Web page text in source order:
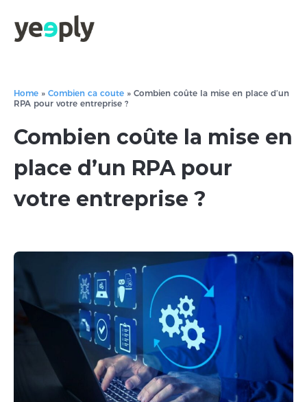
Home » Combien ca coute » Combien coûte la mise en place d’un
RPA pour votre entreprise ?
Combien coûte la mise en
place d’un RPA pour
votre entreprise ?